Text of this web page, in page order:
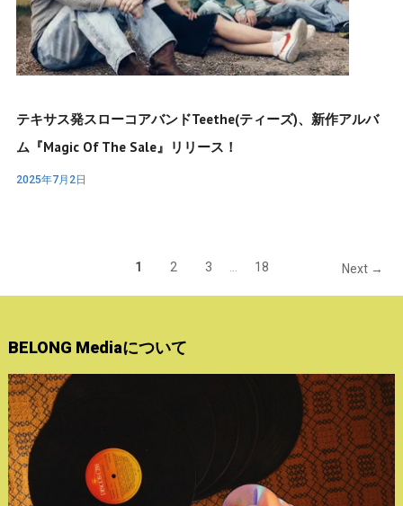
テキサス発スローコアバンドTeethe(ティーズ)、新作アルバ
ム『Magic Of The Sale』リリース！
2025年7月2日
1 2 3 18 Next →
BELONG Mediaについて